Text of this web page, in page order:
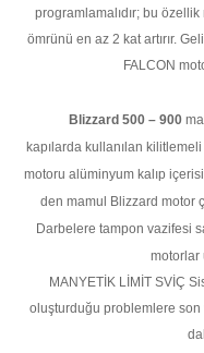
programlamalıdır; bu
ömrünü en az 2 kat artırır.
FALCON
Blizzard 500 – 900
kapılarda kullanılan
motoru alüminyum kalıp
den mamul Blizzard motor
Darbelere tampon vazifesi
motorlar
MANYETİK LİMİT SVİÇ
oluşturduğu problemlere